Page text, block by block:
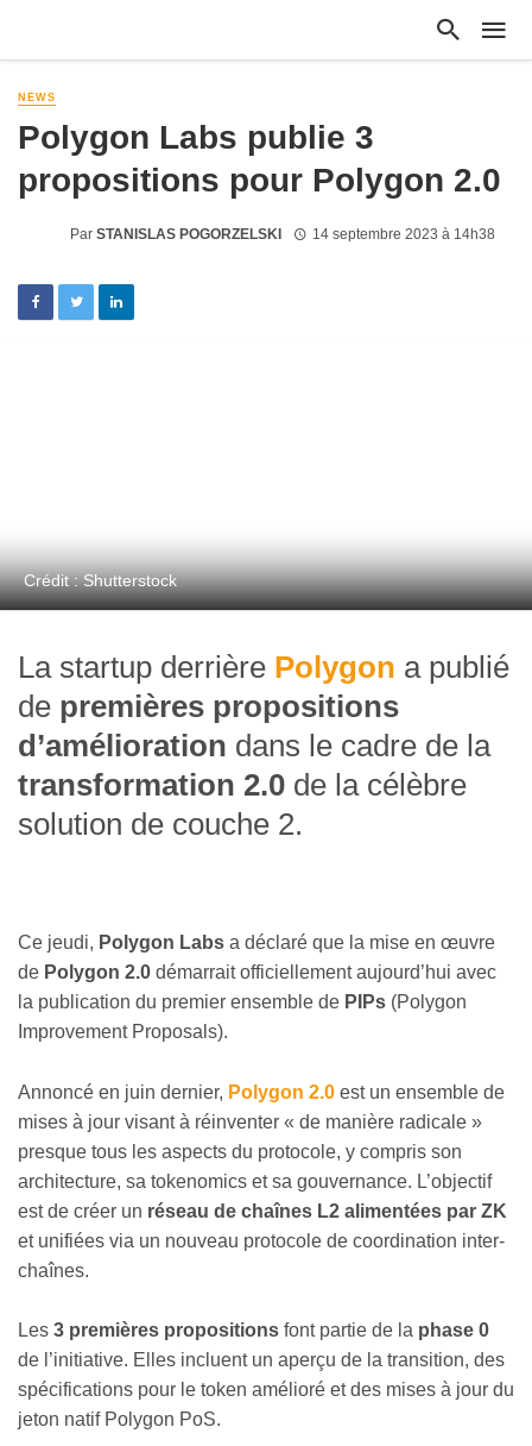
NEWS
Polygon Labs publie 3
propositions pour Polygon 2.0
Par STANISLAS POGORZELSKI 14 septembre 2023 à 14h38
Crédit : Shutterstock
La startup derrière Polygon a publié
de premières propositions
d’amélioration dans le cadre de la
transformation 2.0 de la célèbre
solution de couche 2.
Ce jeudi, Polygon Labs a déclaré que la mise en œuvre
de Polygon 2.0 démarrait officiellement aujourd’hui avec
la publication du premier ensemble de PIPs (Polygon
Improvement Proposals).
Annoncé en juin dernier, Polygon 2.0 est un ensemble de
mises à jour visant à réinventer « de manière radicale »
presque tous les aspects du protocole, y compris son
architecture, sa tokenomics et sa gouvernance. L’objectif
est de créer un réseau de chaînes L2 alimentées par ZK
et unifiées via un nouveau protocole de coordination inter-
chaînes.
Les 3 premières propositions font partie de la phase 0
de l’initiative. Elles incluent un aperçu de la transition, des
spécifications pour le token amélioré et des mises à jour du
jeton natif Polygon PoS.